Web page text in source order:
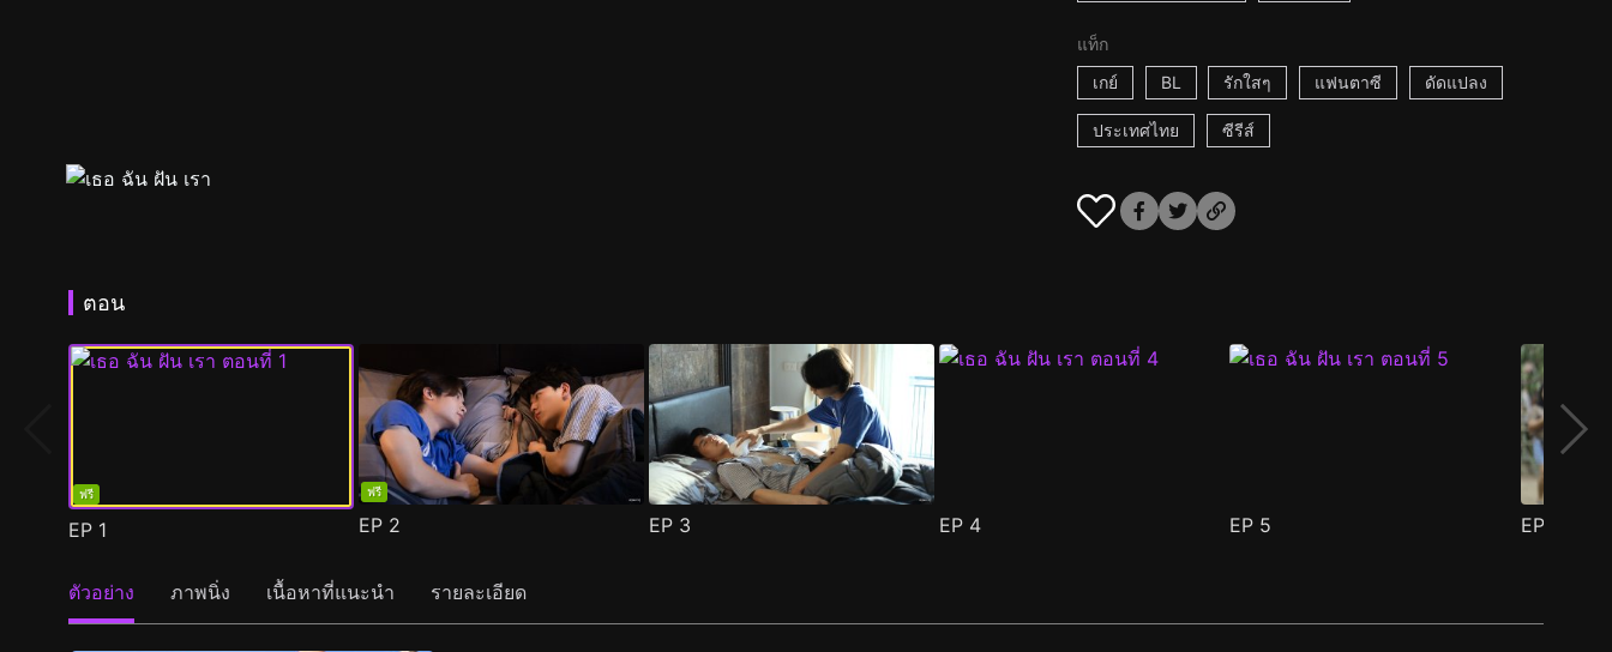
แท็ก
เกย์
BL รักใสๆ แฟนตาซี ดัดแปลง
ประเทศไทย ซีรีส์
ตอน
ฟรี
EP 1
ฟรี
EP 2 EP 3 EP 4 EP 5 EP
ตัวอย่าง ภาพนิ่ง เนื้อหาที่แนะนำ รายละเอียด